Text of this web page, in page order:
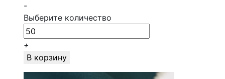
-
Выберите количество
+
В корзину